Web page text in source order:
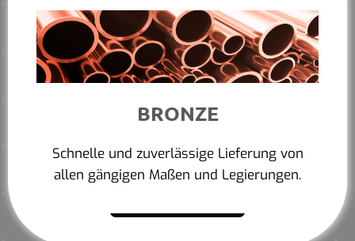
BRONZE
Schnelle und zuverlässige Lieferung von
allen gängigen Maßen und Legierungen.